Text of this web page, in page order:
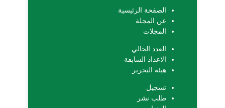
الصفحة الرئيسية
عن المجلة
المجلات
العدد الحالي
الاعداد السابقة
هيئة التحرير
تسجيل
طلب نشر